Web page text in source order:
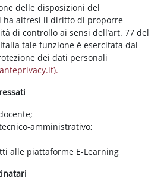
delle disposizioni del
ha altresì il diritto di proporre
di controllo ai sensi dell’art. 77 del
tale funzione è esercitata dal
dei dati personali
amministrativo;
alle piattaforme E-Learning